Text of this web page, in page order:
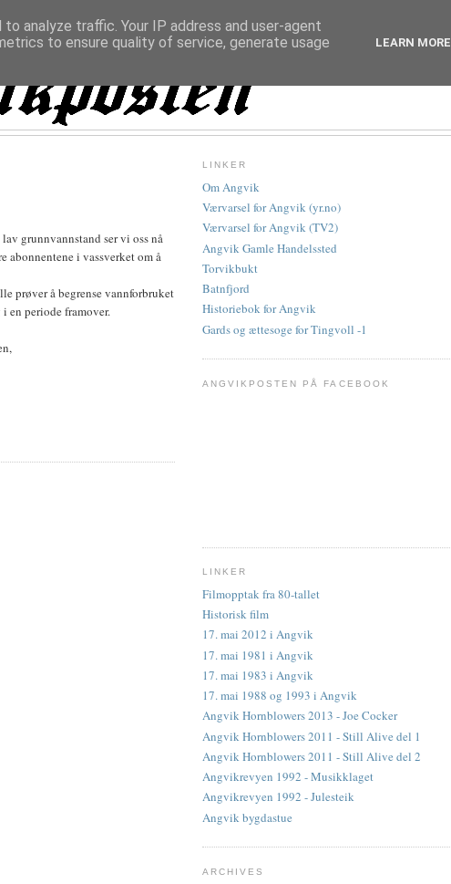
grunnvannstand ser vi oss nå
abonnentene i vassverket om å
prøver å begrense vannforbruket
en periode framover.
LINKER
Om Angvik
Værvarsel for Angvik (yr.no)
Værvarsel for Angvik (TV2)
Angvik Gamle Handelssted
Torvikbukt
Batnfjord
Historiebok for Angvik
Gards og ættesoge for Tingvoll -1
ANGVIKPOSTEN PÅ FACEBOOK
LINKER
Filmopptak fra 80-tallet
Historisk film
17. mai 2012 i Angvik
17. mai 1981 i Angvik
17. mai 1983 i Angvik
17. mai 1988 og 1993 i Angvik
Angvik Hornblowers 2013 - Joe Cocker
Angvik Hornblowers 2011 - Still Alive del 1
Angvik Hornblowers 2011 - Still Alive del 2
Angvikrevyen 1992 - Musikklaget
Angvikrevyen 1992 - Julesteik
Angvik bygdastue
ARCHIVES
analyze traffic. Your IP address and user-agent
to ensure quality of service, generate usage
LEARN MORE